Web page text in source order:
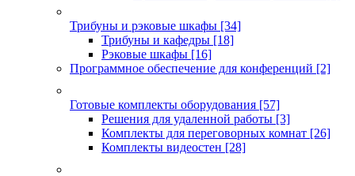
Трибуны и рэковые шкафы [34]
Трибуны и кафедры [18]
Рэковые шкафы [16]
Программное обеспечение для конференций [2]
Готовые комплекты оборудования [57]
Решения для удаленной работы [3]
Комплекты для переговорных комнат [26]
Комплекты видеостен [28]